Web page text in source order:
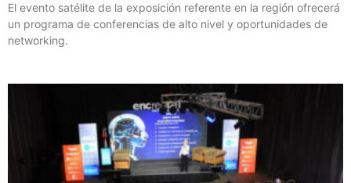
El evento satélite de la exposición referente en la región ofrecerá
un programa de conferencias de alto nivel y oportunidades de
networking.